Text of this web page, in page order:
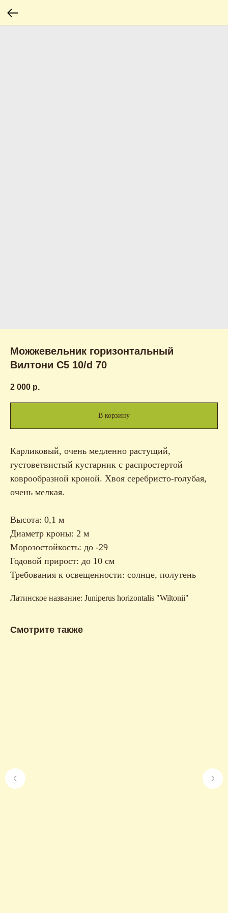
Можжевельник горизонтальный
Вилтони С5 10/d 70
2 000 р.
В корзину
Карликовый, очень медленно растущий,
густоветвистый кустарник с распростертой
коврообразной кроной. Хвоя серебристо-голубая,
очень мелкая.
Высота: 0,1 м
Диаметр кроны: 2 м
Морозостойкость: до -29
Годовой прирост: до 10 см
Требования к освещенности: солнце, полутень
Латинское название: Juniperus horizontalis "Wiltonii"
Смотрите также